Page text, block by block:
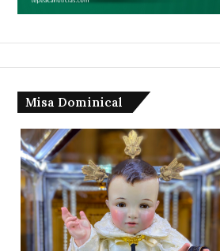
Misa Dominical